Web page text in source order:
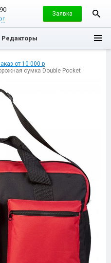
Заявка
Редакторы
от 10 000 р
сумка Double Pocket